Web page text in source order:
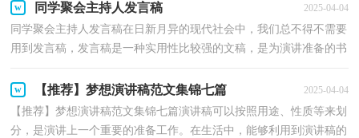
同学聚会主持人发言稿 2025-04-04
同学聚会主持人发言稿在日新月异的现代社会中，我们总不得不需要
用到发言稿，发言稿是一种实用性比较强的文稿，是为演讲准备的书
【推荐】梦想演讲稿范文集锦七篇 2025-04-04
【推荐】梦想演讲稿范文集锦七篇演讲稿可以按照用途、性质等来划
分，是演讲上一个重要的准备工作。在生活中，能够利用到演讲稿的